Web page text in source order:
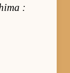
: